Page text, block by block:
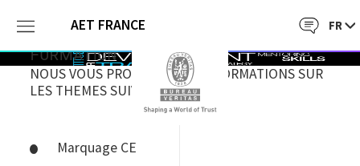
AET FRANCE
FORMATION
NOUS VOUS PROPOSONS DES FORMATIONS SUR
LES THEMES SUIVANTS:
Marquage CE